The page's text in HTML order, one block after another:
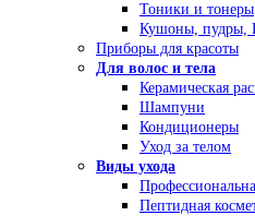
Тоники и тонеры
Кушоны,
Приборы для красоты
Для волос и тела
Керамическая
Шампуни
Кондиционеры
Уход за телом
Виды ухода
Пептидная